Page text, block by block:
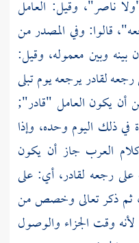
ناصر"، وقيل: العامل
قالوا: وفي المصدر من
وبين معموله، وقيل:
لقادر يرجعه يوم تبلى
أن يكون العامل "قادر";
ذلك اليوم وحده، وإذا
العرب جاز أن يكون
على رجعه لقادر، أي: على
ثم ذكر تعالى وخصص من
وقت الجزاء والوصول